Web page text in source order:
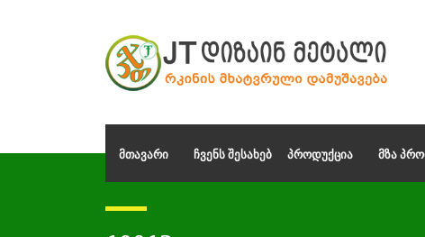
ᲛᲗᲐᲕᲐᲠᲘ ᲩᲕᲔᲜᲡ ᲨᲔᲡᲐᲮᲔᲑ ᲞᲠᲝᲓᲣᲥᲪᲘᲐ ᲛᲖᲐ